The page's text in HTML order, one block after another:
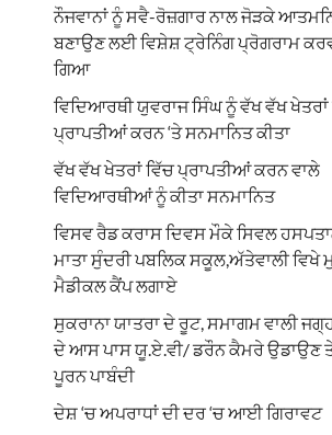
ਨੌਜਵਾਨਾਂ ਨੂੰ ਸਵੈ-ਰੋਜ਼ਗਾਰ ਨਾਲ ਜੋੜਕੇ
ਬਣਾਉਣ ਲਈ ਵਿਸ਼ੇਸ਼ ਟ੍ਰੇਨਿੰਗ ਪ੍ਰੋਗਰਾਮ
ਗਿਆ
ਵਿਦਿਆਰਥੀ ਯੁਵਰਾਜ ਸਿੰਘ ਨੂੰ ਵੱਖ ਵੱਖ ਖੇਤਰਾਂ
ਪ੍ਰਾਪਤੀਆਂ ਕਰਨ ‘ਤੇ ਸਨਮਾਨਿਤ ਕੀਤਾ
ਵੱਖ ਵੱਖ ਖੇਤਰਾਂ ਵਿੱਚ ਪ੍ਰਾਪਤੀਆਂ ਕਰਨ ਵਾਲੇ
ਵਿਦਿਆਰਥੀਆਂ ਨੂੰ ਕੀਤਾ ਸਨਮਾਨਿਤ
ਵਿਸਵ ਰੈਡ ਕਰਾਸ ਦਿਵਸ ਮੌਕੇ ਸਿਵਲ
ਮਾਤਾ ਸੁੰਦਰੀ ਪਬਲਿਕ ਸਕੂਲ,ਅੱਤੇਵਾਲੀ ਵਿਖੇ
ਮੈਡੀਕਲ ਕੈਂਪ ਲਗਾਏ
ਸੁਕਰਾਨਾ ਯਾਤਰਾ ਦੇ ਰੂਟ, ਸਮਾਗਮ ਵਾਲੀ
ਦੇ ਆਸ ਪਾਸ ਯੂ.ਏ.ਵੀ/ ਡਰੌਨ ਕੈਮਰੇ ਉਡਾਉਣ
ਪੂਰਨ ਪਾਬੰਦੀ
ਦੇਸ਼ ‘ਚ ਅਪਰਾਧਾਂ ਦੀ ਦਰ ‘ਚ ਆਈ ਗਿਰਾਵਟ